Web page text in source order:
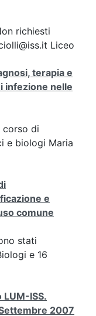
richiesti
Liceo
terapia e
infezione nelle
corso di
e biologi Maria
e
comune
stati
e 16
ISS.
2007